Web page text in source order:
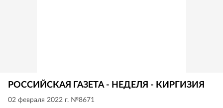
РОССИЙСКАЯ ГАЗЕТА - НЕДЕЛЯ - КИРГИЗИЯ
02 февраля 2022 г. №8671